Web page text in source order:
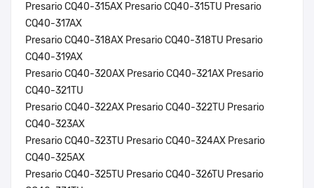
Presario CQ40-315AX Presario CQ40-315TU Presario
CQ40-317AX
Presario CQ40-318AX Presario CQ40-318TU Presario
CQ40-319AX
Presario CQ40-320AX Presario CQ40-321AX Presario
CQ40-321TU
Presario CQ40-322AX Presario CQ40-322TU Presario
CQ40-323AX
Presario CQ40-323TU Presario CQ40-324AX Presario
CQ40-325AX
Presario CQ40-325TU Presario CQ40-326TU Presario